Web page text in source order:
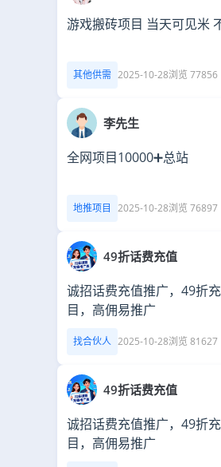
游戏搬砖项目 当天可见米
其他供需 2025-10-28浏览 77856
李先生
全网项目10000➕总站
地推项目 2025-10-28浏览 76897
49折话费充值
诚招话费充值推广，49折
目，高佣易推广
找合伙人 2025-10-28浏览 81627
49折话费充值
诚招话费充值推广，49折
目，高佣易推广